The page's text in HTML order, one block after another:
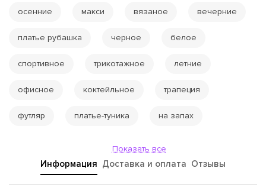
осенние макси вязаное вечерние
платье рубашка черное белое
спортивное трикотажное летние
офисное коктейльное трапеция
футляр платье-туника на запах
Показать все
Информация Доставка и оплата Отзывы